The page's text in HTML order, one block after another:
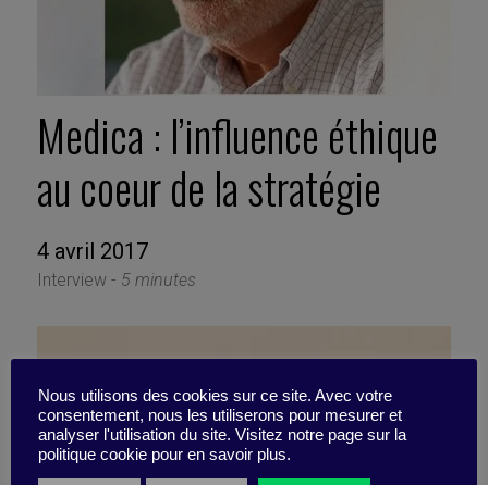
Medica : l’influence éthique
au coeur de la stratégie
4 avril 2017
Interview - 5 minutes
Nous utilisons des cookies sur ce site. Avec votre
consentement, nous les utiliserons pour mesurer et
analyser l'utilisation du site. Visitez notre page sur la
politique cookie pour en savoir plus.